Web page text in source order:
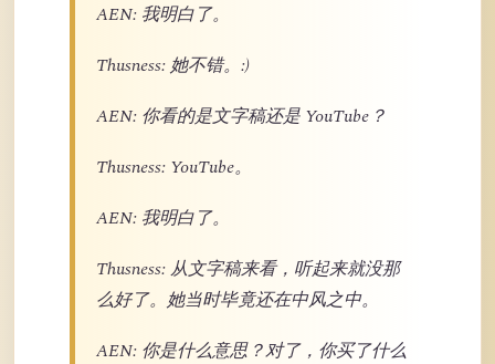
AEN: 我明白了。
Thusness: 她不错。:)
AEN: 你看的是文字稿还是 YouTube？
Thusness: YouTube。
AEN: 我明白了。
Thusness: 从文字稿来看，听起来就没那
么好了。她当时毕竟还在中风之中。
AEN: 你是什么意思？对了，你买了什么